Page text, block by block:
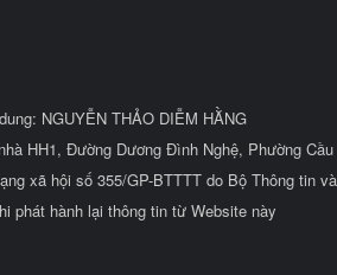
NGUYỄN THẢO DIỄM HẰNG
HH1, Đường Dương Đình Nghệ, Phường
xã hội số 355/GP-BTTTT do Bộ Thông tin
phát hành lại thông tin từ Website này